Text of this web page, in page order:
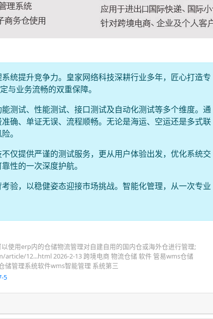
统提升竞争力。皇家网络科技深耕行业多年，匠心打造专
与业务流畅的双重保障。
测试、性能测试、接口测试及自动化测试等多个维度。通
确、单证无误、流程顺畅。无论是海运、空运还是多式联
。
仅提供严谨的测试服务，更从用户体验出发，优化系统交
性的一次深度护航。
验，以稳健姿态迎接市场挑战。智能化管理，从一次专业
使用erp内的仓储物流管理对自建自用的国内仓或海外仓进行管理;
article/12...html 2026-2-13 跨境电商 物流仓储 软件 管易wms仓储
储管理系统软件wms智能管理 系统第三
5